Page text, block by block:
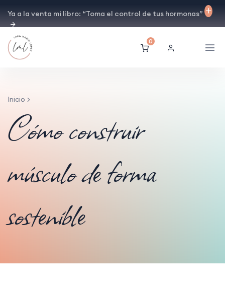
Ya a la venta mi libro: “Toma el control de tus hormonas”
0
Inicio
Cómo construir
músculo de forma
sostenible